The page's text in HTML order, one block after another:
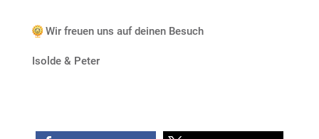
🌞 Wir freuen uns auf deinen Besuch
Isolde & Peter